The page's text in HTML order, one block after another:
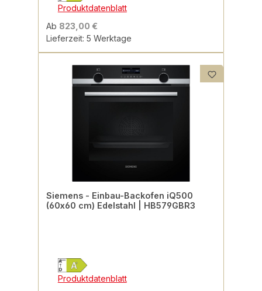
Produktdatenblatt
Ab 823,00 €
Lieferzeit: 5 Werktage
Siemens - Einbau-Backofen iQ500
(60x60 cm) Edelstahl | HB579GBR3
Produktdatenblatt